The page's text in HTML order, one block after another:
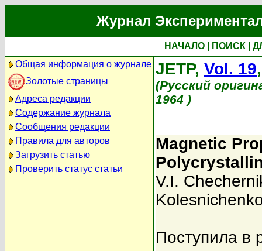
Журнал
НАЧАЛО ПОИСК
Общая информация о журнале
Золотые страницы
Адреса редакции
Содержание журнала
Сообщения редакции
Правила для авторов
Загрузить статью
Проверить статус статьи
JETP, Vol. 19
(Русский
1964 )
Magnetic
V.I.
Поступила в